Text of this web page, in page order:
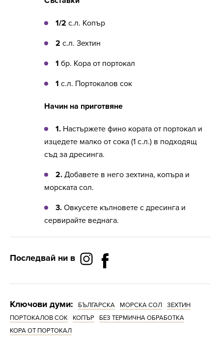
1/2 с.л. Копър
2 с.л. Зехтин
1 бр. Кора от портокал
1 с.л. Портокалов сок
Начин на приготвяне
1. Настържете фино кората от портокал и
изцедете малко от сока (1 с.л.) в подходящ
съд за дресинга.
2. Добавете в него зехтина, копъра и
морската сол.
3. Овкусете кълновете с дресинга и
сервирайте веднага.
Последвай ни в
Ключови думи: БЪЛГАРСКА МОРСКА СОЛ
ЗЕХТИН
ПОРТОКАЛОВ СОК
КОПЪР
БЕЗ ТЕРМИЧНА ОБРАБОТКА
КОРА ОТ ПОРТОКАЛ